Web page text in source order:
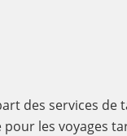
des services
les voyages